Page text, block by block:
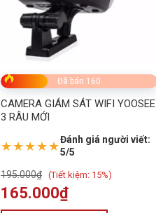
Đã bán 160
CAMERA GIÁM SÁT WIFI YOOSEE
3 RÂU MỚI
★★★★★Đánh giá người viết:
5/5
195.000₫ (Tiết kiệm: 15%)
165.000₫